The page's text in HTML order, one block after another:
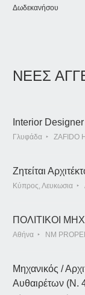
Δωδεκανήσου
ΝΕΕΣ
Interior Designer
Γλυφάδα ZAFIDO
Ζητείται
Κύπρος, Λευκωσια
ΠΟΛΙΤΙΚΟΙ
Αθήνα NM
Μηχανικός /
Αυθαιρέτων (Ν.